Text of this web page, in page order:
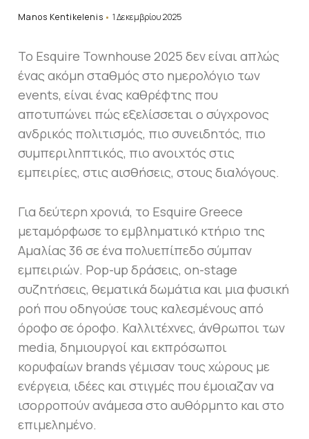
Manos Kentikelenis 1 Δεκεμβρίου 2025
Το Esquire Townhouse 2025 δεν είναι απλώς
ένας ακόμη σταθμός στο ημερολόγιο των
events, είναι ένας καθρέφτης που
αποτυπώνει πώς εξελίσσεται ο σύγχρονος
ανδρικός πολιτισμός, πιο συνειδητός, πιο
συμπεριληπτικός, πιο ανοιχτός στις
εμπειρίες, στις αισθήσεις, στους διαλόγους.
Για δεύτερη χρονιά, το Esquire Greece
μεταμόρφωσε το εμβληματικό κτήριο της
Αμαλίας 36 σε ένα πολυεπίπεδο σύμπαν
εμπειριών. Pop-up δράσεις, on-stage
συζητήσεις, θεματικά δωμάτια και μια φυσική
ροή που οδηγούσε τους καλεσμένους από
όροφο σε όροφο. Καλλιτέχνες, άνθρωποι των
media, δημιουργοί και εκπρόσωποι
κορυφαίων brands γέμισαν τους χώρους με
ενέργεια, ιδέες και στιγμές που έμοιαζαν να
ισορροπούν ανάμεσα στο αυθόρμητο και στο
επιμελημένο.